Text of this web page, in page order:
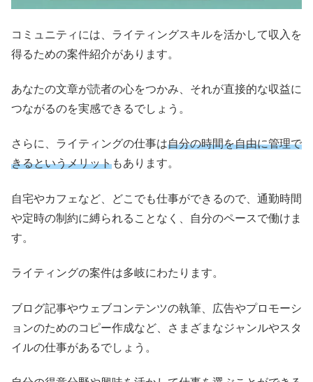
コミュニティには、ライティングスキルを活かして収入を
得るための案件紹介があります。
あなたの文章が読者の心をつかみ、それが直接的な収益に
つながるのを実感できるでしょう。
さらに、ライティングの仕事は自分の時間を自由に管理で
きるというメリットもあります。
自宅やカフェなど、どこでも仕事ができるので、通勤時間
や定時の制約に縛られることなく、自分のペースで働けま
す。
ライティングの案件は多岐にわたります。
ブログ記事やウェブコンテンツの執筆、広告やプロモーシ
ョンのためのコピー作成など、さまざまなジャンルやスタ
イルの仕事があるでしょう。